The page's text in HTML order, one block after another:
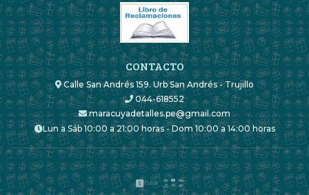
CONTACTO
Calle San Andrés 159. Urb San Andrés - Trujillo
044-618552
maracuyadetalles.pe@gmail.com
Lun a Sáb 10:00 a 21:00 horas - Dom 10:00 a 14:00 horas